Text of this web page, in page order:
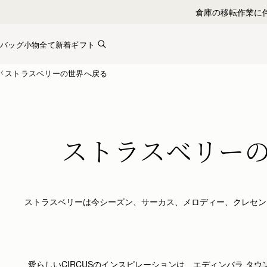
バッグ小物全て新着ギフト
ストラスベリーの世界へ戻る
ストラスベリー
ストラスベリーは今シーズン、サーカス、メロディー、クレセ
愛らしいCIRCUSのインスピレーションは、エディンバラ タ